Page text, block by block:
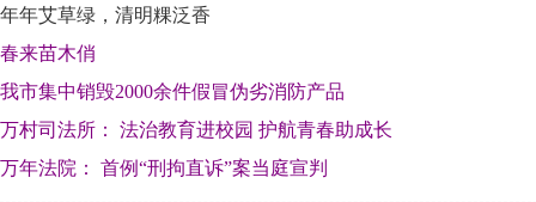
年年艾草绿，清明粿泛香
春来苗木俏
我市集中销毁2000余件假冒伪劣消防产品
万村司法所： 法治教育进校园 护航青春助成长
万年法院： 首例“刑拘直诉”案当庭宣判